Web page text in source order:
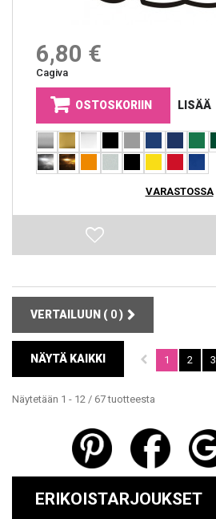
6,80 €
Cagiva
OSTOSKORIIN LISÄÄ
VARASTOSSA
VERTAILUUN ( 0)
NÄYTÄ KAIKKI 1 2 3
Näytetään 1 - 12 / 67 tuotteesta
ERIKOISTARJOUKSET